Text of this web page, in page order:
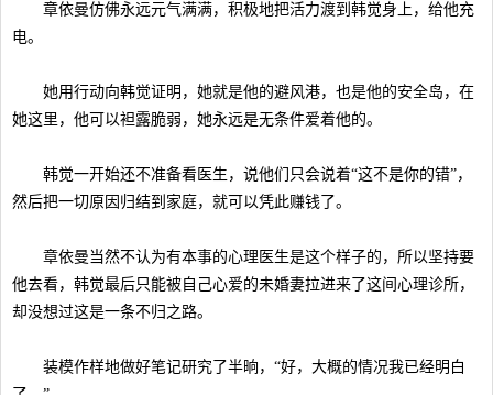
章依曼仿佛永远元气满满，积极地把活力渡到韩觉身上，给他充
电。
她用行动向韩觉证明，她就是他的避风港，也是他的安全岛，在
她这里，他可以袒露脆弱，她永远是无条件爱着他的。
韩觉一开始还不准备看医生，说他们只会说着“这不是你的错”，
然后把一切原因归结到家庭，就可以凭此赚钱了。
章依曼当然不认为有本事的心理医生是这个样子的，所以坚持要
他去看，韩觉最后只能被自己心爱的未婚妻拉进来了这间心理诊所，
却没想过这是一条不归之路。
装模作样地做好笔记研究了半晌，“好，大概的情况我已经明白